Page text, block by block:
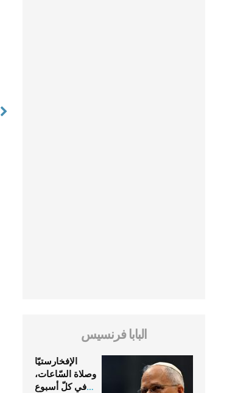
البابا فرنسيس
الإفخارستيّا
وصلاة السّاعات،
في كلّ أسبوع